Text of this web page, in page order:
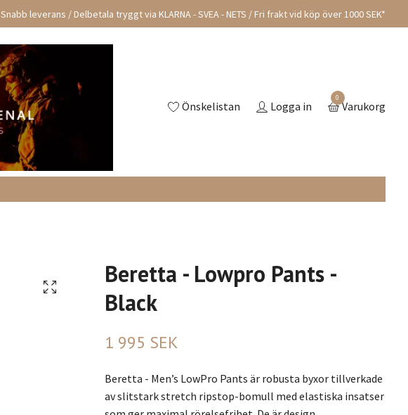
Snabb leverans / Delbetala tryggt via KLARNA - SVEA - NETS / Fri frakt vid köp över 1000 SEK*
Önskelistan Logga in
0
Varukorg
Beretta - Lowpro Pants -
Black
1 995 SEK
Beretta - Men’s LowPro Pants är robusta byxor tillverkade
av slitstark stretch ripstop-bomull med elastiska insatser